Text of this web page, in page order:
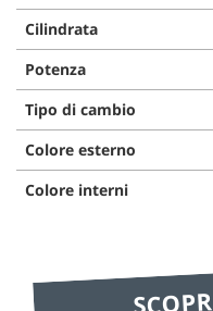
Cilindrata
Potenza
Tipo di cambio
Colore esterno
Colore interni